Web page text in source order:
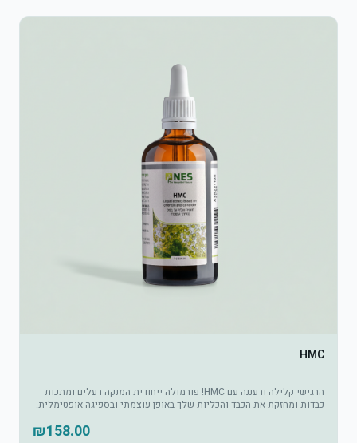
HMC
הרגישי קלילה ורעננה עם HMC! פורמולה ייחודית המנקה רעלים ומתכות
כבדות ומחזקת את הכבד והכליות שלך באופן עוצמתי ובספיגה אופטימלית.
₪158.00